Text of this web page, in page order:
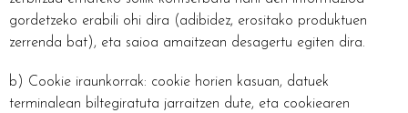
gordetzeko erabili ohi dira (adibidez, erositako produktuen
zerrenda bat), eta saioa amaitzean desagertu egiten dira.
b) Cookie iraunkorrak: cookie horien kasuan, datuek
terminalean biltegiratuta jarraitzen dute, eta cookiearen